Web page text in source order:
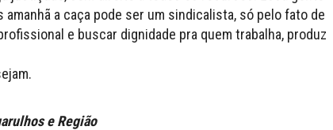
amanhã a caça pode ser um sindicalista, só pelo fato de
e buscar dignidade pra quem trabalha, produz
e Região